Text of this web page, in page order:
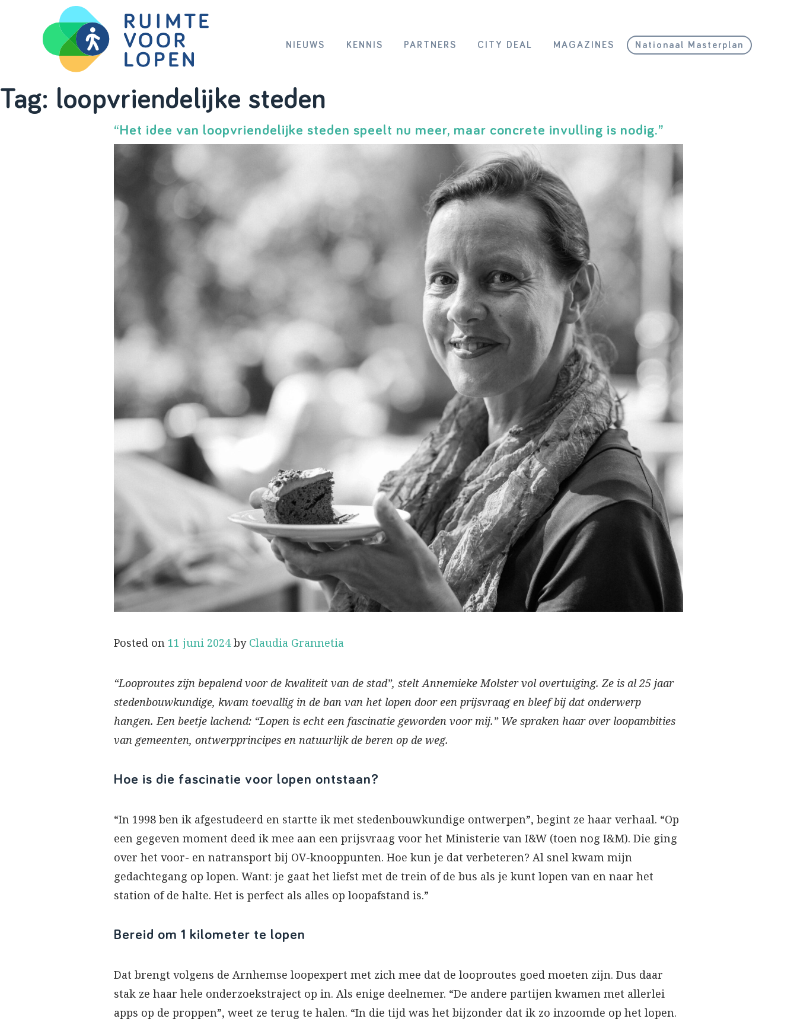
Skip
to
NIEUWS KENNIS PARTNERS CITY DEAL MAGAZINES Nationaal Masterplan
Tag: loopvriendelijke steden
“Het idee van loopvriendelijke steden speelt nu meer, maar concrete invulling is nodig.”
Posted on 11 juni 2024by Claudia Grannetia
“Looproutes zijn bepalend voor de kwaliteit van de stad”, stelt Annemieke Molster vol overtuiging. Ze is al 25 jaar
stedenbouwkundige, kwam toevallig in de ban van het lopen door een prijsvraag en bleef bij dat onderwerp
hangen. Een beetje lachend: “Lopen is echt een fascinatie geworden voor mij.” We spraken haar over loopambities
van gemeenten, ontwerpprincipes en natuurlijk de beren op de weg.
Hoe is die fascinatie voor lopen ontstaan?
“In 1998 ben ik afgestudeerd en startte ik met stedenbouwkundige ontwerpen”, begint ze haar verhaal. “Op
een gegeven moment deed ik mee aan een prijsvraag voor het Ministerie van I&W (toen nog I&M). Die ging
over het voor- en natransport bij OV-knooppunten. Hoe kun je dat verbeteren? Al snel kwam mijn
gedachtegang op lopen. Want: je gaat het liefst met de trein of de bus als je kunt lopen van en naar het
station of de halte. Het is perfect als alles op loopafstand is.”
Bereid om 1 kilometer te lopen
Dat brengt volgens de Arnhemse loopexpert met zich mee dat de looproutes goed moeten zijn. Dus daar
stak ze haar hele onderzoekstraject op in. Als enige deelnemer. “De andere partijen kwamen met allerlei
apps op de proppen”, weet ze terug te halen. “In die tijd was het bijzonder dat ik zo inzoomde op het lopen.